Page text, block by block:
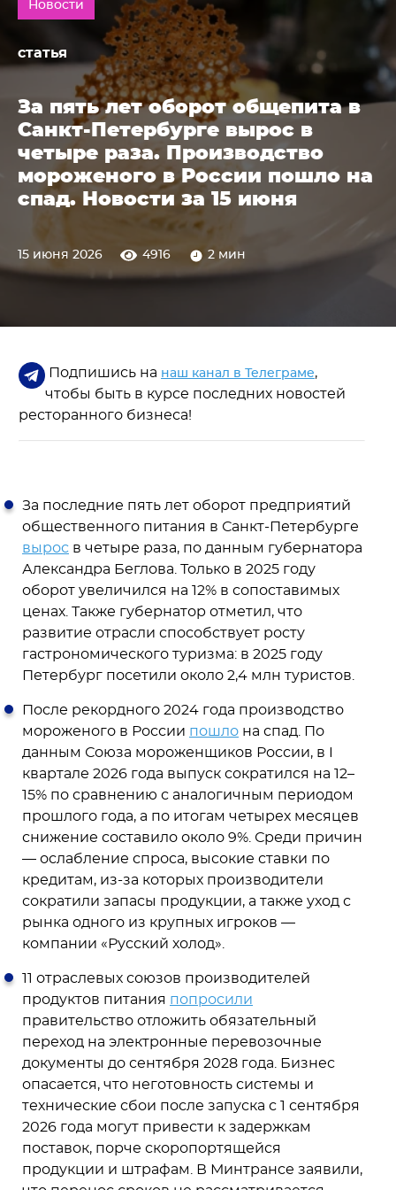
Новости
статья
За пять лет оборот общепита в
Санкт-Петербурге вырос в
четыре раза. Производство
мороженого в России пошло на
спад. Новости за 15 июня
15 июня 2026 4916 2 мин
Подпишись на наш канал в Телеграме,
чтобы быть в курсе последних новостей
ресторанного бизнеса!
За последние пять лет оборот предприятий
общественного питания в Санкт-Петербурге
вырос в четыре раза, по данным губернатора
Александра Беглова. Только в 2025 году
оборот увеличился на 12% в сопоставимых
ценах. Также губернатор отметил, что
развитие отрасли способствует росту
гастрономического туризма: в 2025 году
Петербург посетили около 2,4 млн туристов.
После рекордного 2024 года производство
мороженого в России пошло на спад. По
данным Союза мороженщиков России, в I
квартале 2026 года выпуск сократился на 12–
15% по сравнению с аналогичным периодом
прошлого года, а по итогам четырех месяцев
снижение составило около 9%. Среди причин
— ослабление спроса, высокие ставки по
кредитам, из-за которых производители
сократили запасы продукции, а также уход с
рынка одного из крупных игроков —
компании «Русский холод».
11 отраслевых союзов производителей
продуктов питания попросили
правительство отложить обязательный
переход на электронные перевозочные
документы до сентября 2028 года. Бизнес
опасается, что неготовность системы и
технические сбои после запуска с 1 сентября
2026 года могут привести к задержкам
поставок, порче скоропортящейся
продукции и штрафам. В Минтрансе заявили,